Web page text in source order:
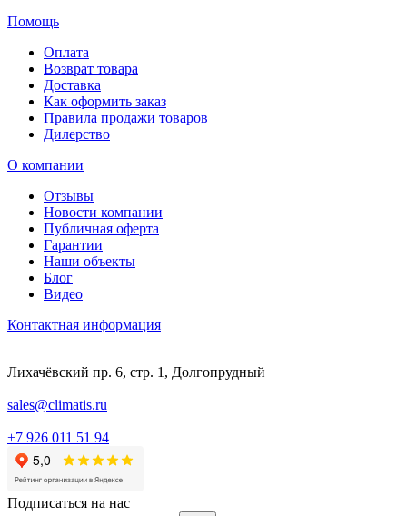
Помощь
Оплата
Возврат товара
Доставка
Как оформить заказ
Правила продажи товаров
Дилерство
О компании
Отзывы
Новости компании
Публичная оферта
Гарантии
Наши объекты
Блог
Видео
Контактная информация
Лихачёвский пр. 6, стр. 1, Долгопрудный
sales@climatis.ru
+7 926 011 51 94
Подписаться на нас